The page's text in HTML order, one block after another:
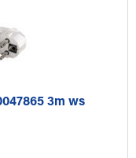
3m ws